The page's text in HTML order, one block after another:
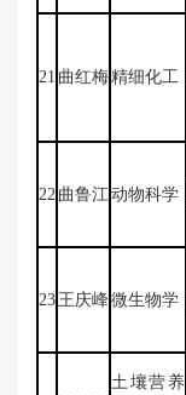
21 曲红梅精细化工
22 曲鲁江动物科学
23王庆峰微生物学
土壤营养